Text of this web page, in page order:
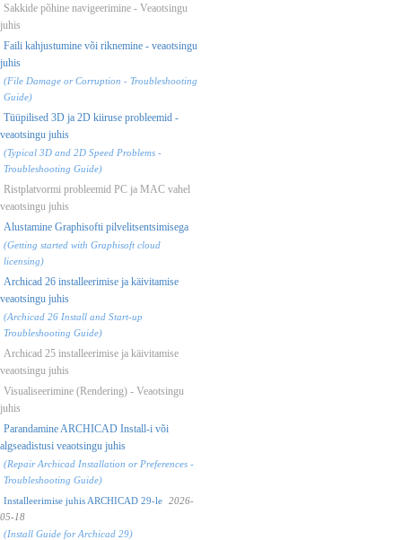
Sakkide põhine navigeerimine - Veaotsingu
juhis
Faili kahjustumine või riknemine - veaotsingu
juhis
(File Damage or Corruption - Troubleshooting
Guide)
Tüüpilised 3D ja 2D kiiruse probleemid -
veaotsingu juhis
(Typical 3D and 2D Speed Problems -
Troubleshooting Guide)
Ristplatvormi probleemid PC ja MAC vahel
veaotsingu juhis
Alustamine Graphisofti pilvelitsentsimisega
(Getting started with Graphisoft cloud
licensing)
Archicad 26 installeerimise ja käivitamise
veaotsingu juhis
(Archicad 26 Install and Start-up
Troubleshooting Guide)
Archicad 25 installeerimise ja käivitamise
veaotsingu juhis
Visualiseerimine (Rendering) - Veaotsingu
juhis
Parandamine ARCHICAD Install-i või
algseadistusi veaotsingu juhis
(Repair Archicad Installation or Preferences -
Troubleshooting Guide)
Installeerimise juhis ARCHICAD 29-le
2026-
05-18
(Install Guide for Archicad 29)